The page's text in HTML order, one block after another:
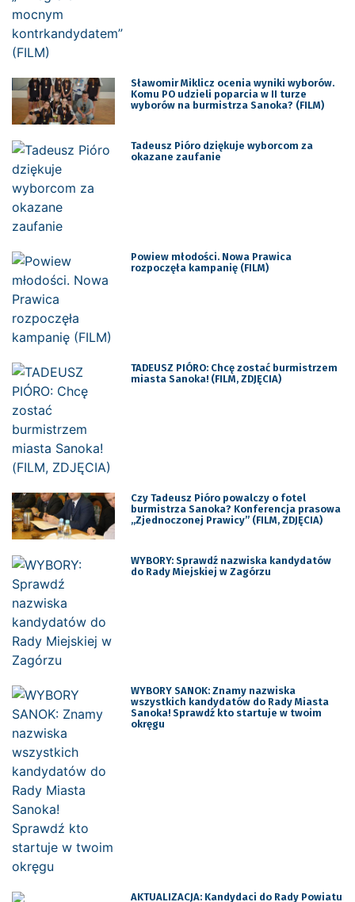
Sławomir Miklicz ocenia wyniki wyborów.
Komu PO udzieli poparcia w II turze
wyborów na burmistrza Sanoka? (FILM)
Tadeusz Pióro dziękuje wyborcom za
okazane zaufanie
Powiew młodości. Nowa Prawica
rozpoczęła kampanię (FILM)
TADEUSZ PIÓRO: Chcę zostać burmistrzem
miasta Sanoka! (FILM, ZDJĘCIA)
Czy Tadeusz Pióro powalczy o fotel
burmistrza Sanoka? Konferencja prasowa
„Zjednoczonej Prawicy” (FILM, ZDJĘCIA)
WYBORY: Sprawdź nazwiska kandydatów
do Rady Miejskiej w Zagórzu
WYBORY SANOK: Znamy nazwiska
wszystkich kandydatów do Rady Miasta
Sanoka! Sprawdź kto startuje w twoim
okręgu
AKTUALIZACJA: Kandydaci do Rady Powiatu